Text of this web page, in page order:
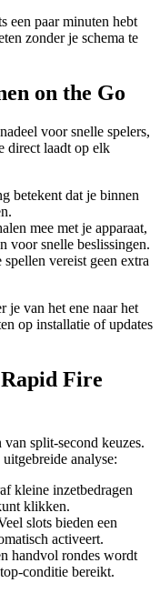
een paar minuten hebt
zonder je schema te
on the Go
voor snelle spelers,
direct laadt op elk
betekent dat je binnen
mee met je apparaat,
voor snelle beslissingen.
vereist geen extra
je van het ene naar het
op installatie of updates
Rapid Fire
split‑second keuzes.
analyse:
kleine inzetbedragen
klikken.
slots bieden een
activeert.
handvol rondes wordt
bereikt.